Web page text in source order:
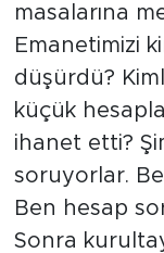
masalarına
Emanetimizi
düşürdü?
küçük
ihanet etti?
soruyorlar.
Ben hesap
Sonra kurultay